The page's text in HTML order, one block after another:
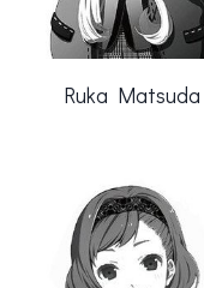
Ruka